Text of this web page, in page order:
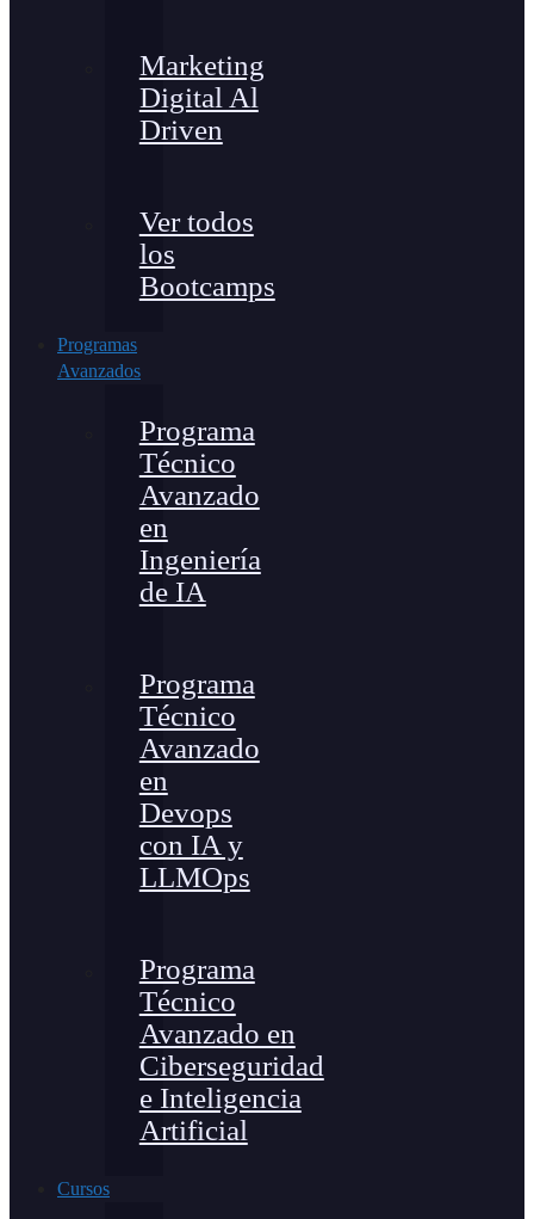
Marketing
Digital Al
Driven
Ver todos
los
Bootcamps
Programas
Avanzados
Programa
Técnico
Avanzado
en
Ingeniería
de IA
Programa
Técnico
Avanzado
en
Devops
con IA y
LLMOps
Programa
Técnico
Avanzado en
Ciberseguridad
e Inteligencia
Artificial
Cursos